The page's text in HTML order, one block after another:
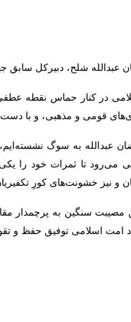
شلح، دبیرکل سابق
در کنار حماس نقطه
قومی و مذهبی، و با
عبدالله به سوگ
تا ثمرات خود را یکی
و نیز خشونت‌های کورِ
سنگین به پرچمدار
امت اسلامی توفیق حفظ و